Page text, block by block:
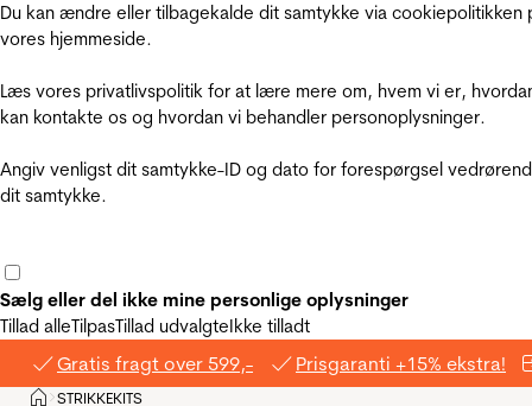
Du kan ændre eller tilbagekalde dit samtykke via cookiepolitikken
vores hjemmeside.
Læs vores privatlivspolitik for at lære mere om, hvem vi er,
kan kontakte os og hvordan vi behandler personoplysninger.
Angiv venligst dit samtykke-ID og dato for forespørgsel
dit samtykke.
Sælg eller del ikke mine personlige oplysninger
Tillad alleTilpasTillad udvalgteIkke tilladt
Gratis fragt over 599,- Prisgaranti +15% ekstra!
Hjem
>STRIKKEKITS